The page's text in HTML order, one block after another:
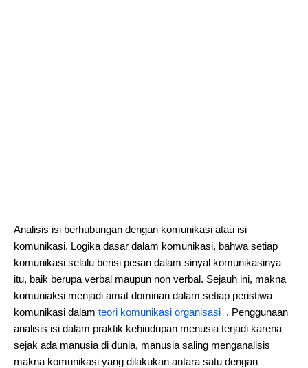
Analisis isi berhubungan dengan komunikasi atau isi
komunikasi. Logika dasar dalam komunikasi, bahwa setiap
komunikasi selalu berisi pesan dalam sinyal komunikasinya
itu, baik berupa verbal maupun non verbal. Sejauh ini, makna
komuniaksi menjadi amat dominan dalam setiap peristiwa
komunikasi dalam teori komunikasi organisasi . Penggunaan
analisis isi dalam praktik kehiudupan menusia terjadi karena
sejak ada manusia di dunia, manusia saling menganalisis
makna komunikasi yang dilakukan antara satu dengan